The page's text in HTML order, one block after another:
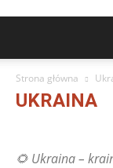
Strona główna
UKRAINA
Góry, Jeziora, Rzeki,
🌻 Ukraina –